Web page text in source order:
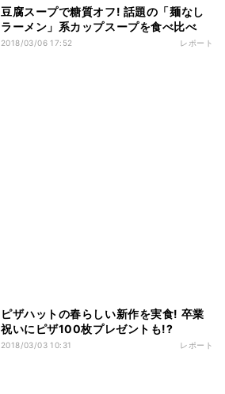
豆腐スープで糖質オフ! 話題の「麺なし
ラーメン」系カップスープを食べ比べ
2018/03/06 17:52 レポート
ピザハットの春らしい新作を実食! 卒業
祝いにピザ100枚プレゼントも!?
2018/03/03 10:31 レポート